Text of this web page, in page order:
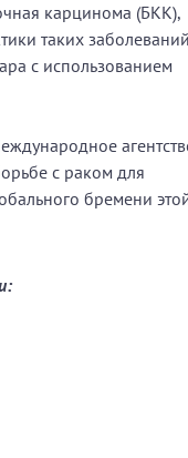
карцинома (БКК),
таких заболеваний
с использованием
с раком для
бремени